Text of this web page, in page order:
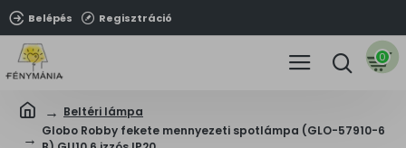
Belépés Regisztráció
0
Beltéri lámpa
Globo Robby fekete mennyezeti spotlámpa (GLO-57910-6